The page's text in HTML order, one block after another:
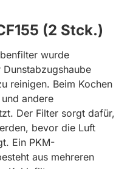
(2 Stck.)
wurde
reinigen. Beim Kochen
andere
Der Filter sorgt dafür,
bevor die Luft
Ein PKM-
aus mehreren